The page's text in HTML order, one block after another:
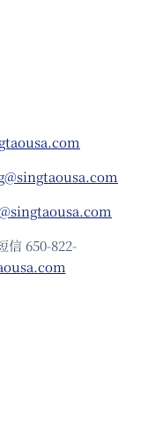
信 650-822-